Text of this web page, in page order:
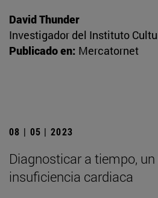
David Thunder
Investigador del Instituto
Publicado en: Mercatornet
08 | 05 | 2023
Diagnosticar a tiempo, un
insuficiencia cardiaca